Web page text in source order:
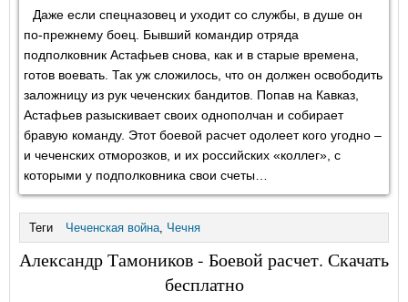
Даже если спецназовец и уходит со службы, в душе он
по-прежнему боец. Бывший командир отряда
подполковник Астафьев снова, как и в старые времена,
готов воевать. Так уж сложилось, что он должен освободить
заложницу из рук чеченских бандитов. Попав на Кавказ,
Астафьев разыскивает своих однополчан и собирает
бравую команду. Этот боевой расчет одолеет кого угодно –
и чеченских отморозков, и их российских «коллег», с
которыми у подполковника свои счеты…
Теги Чеченская война, Чечня
Александр Тамоников - Боевой расчет. Скачать
бесплатно